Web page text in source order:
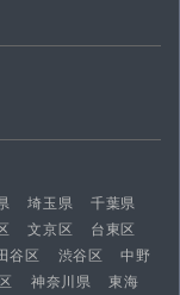
埼玉県
千葉県
文京区
台東区
谷区 渋谷区
中野
神奈川県
東海